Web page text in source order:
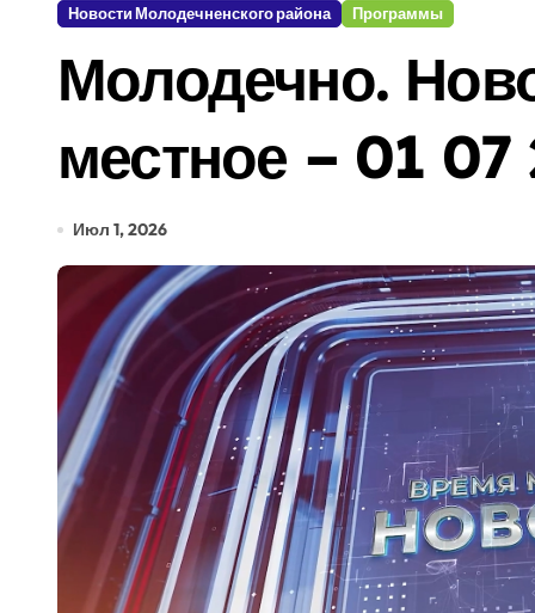
Новости Молодечненского района Программы
Молодечно.
местное – 01 07
Июл 1, 2026